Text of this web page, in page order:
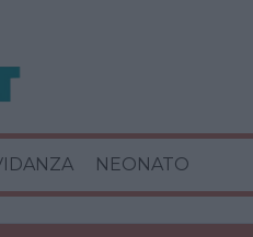
NEONATO